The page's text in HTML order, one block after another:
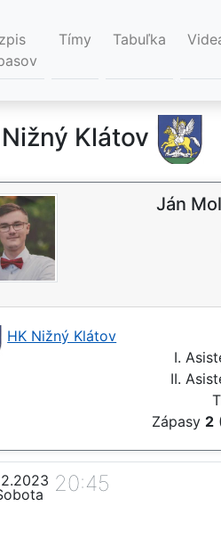
Tímy Tabuľka
Klátov
Ján
HK Nižný Klátov
I.
II.
Zápasy 2
20:45